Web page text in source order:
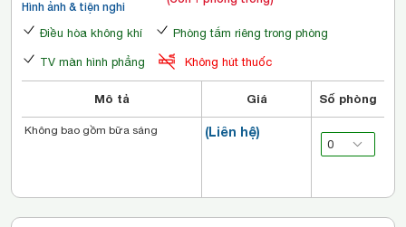
Hình ảnh & tiện nghi
Điều hòa không khí Phòng tắm riêng trong phòng
TV màn hình phẳng Không hút thuốc
Mô tả Giá Số phòng
(Liên hệ)
Không bao gồm bữa sáng